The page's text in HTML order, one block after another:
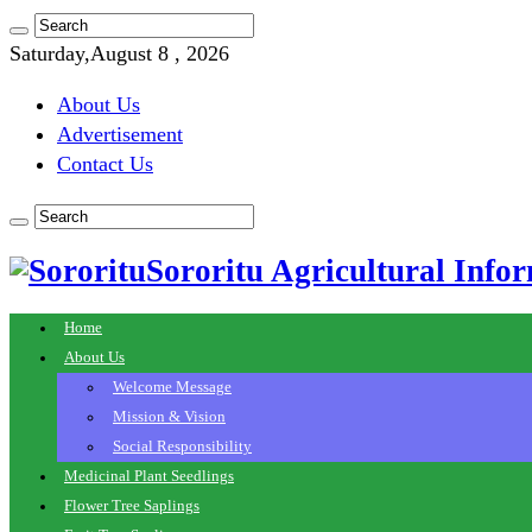
Saturday,August 8 , 2026
About Us
Advertisement
Contact Us
Sororitu Agricultural
Home
About Us
Welcome Message
Mission & Vision
Social Responsibility
Medicinal Plant Seedlings
Flower Tree Saplings